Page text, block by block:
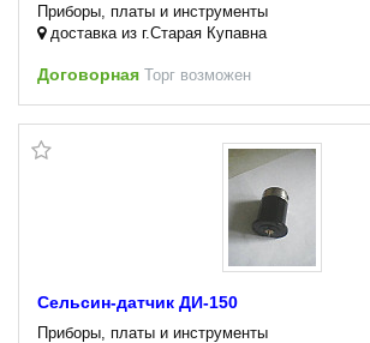
Приборы, платы и инструменты
доставка из г.Старая Купавна
Договорная Торг возможен
Сельсин-датчик ДИ-150
Приборы, платы и инструменты